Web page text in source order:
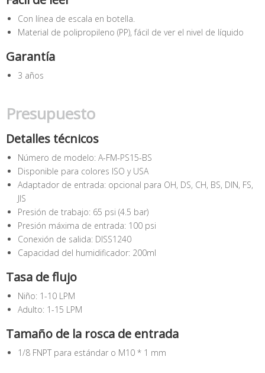
Con línea de escala en botella.
Material de polipropileno (PP), fácil de ver el nivel de líquido
Garantía
3 años
Presupuesto
Detalles técnicos
Número de modelo: A-FM-PS15-BS
Disponible para colores ISO y USA
Adaptador de entrada: opcional para OH, DS, CH, BS, DIN, FS,
JIS
Presión de trabajo: 65 psi (4.5 bar)
Presión máxima de entrada: 100 psi
Conexión de salida: DISS1240
Capacidad del humidificador: 200ml
Tasa de flujo
Niño: 1-10 LPM
Adulto: 1-15 LPM
Tamaño de la rosca de entrada
1/8 FNPT para estándar o M10 * 1 mm